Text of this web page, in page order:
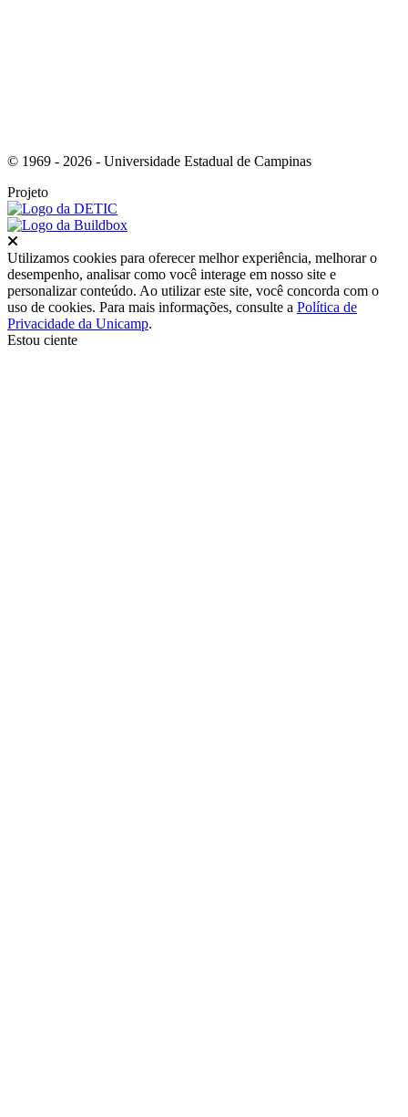
© 1969 - 2026 - Universidade Estadual de Campinas
Projeto
Utilizamos cookies para oferecer melhor experiência, melhorar o
desempenho, analisar como você interage em nosso site e
personalizar conteúdo. Ao utilizar este site, você concorda com o
uso de cookies. Para mais informações, consulte a Política de
Privacidade da Unicamp.
Estou ciente